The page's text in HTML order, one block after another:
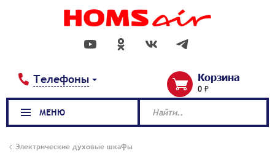
Телефоны Корзина
0 ₽
Электрические духовые шкафы
МЕНЮ Найти..